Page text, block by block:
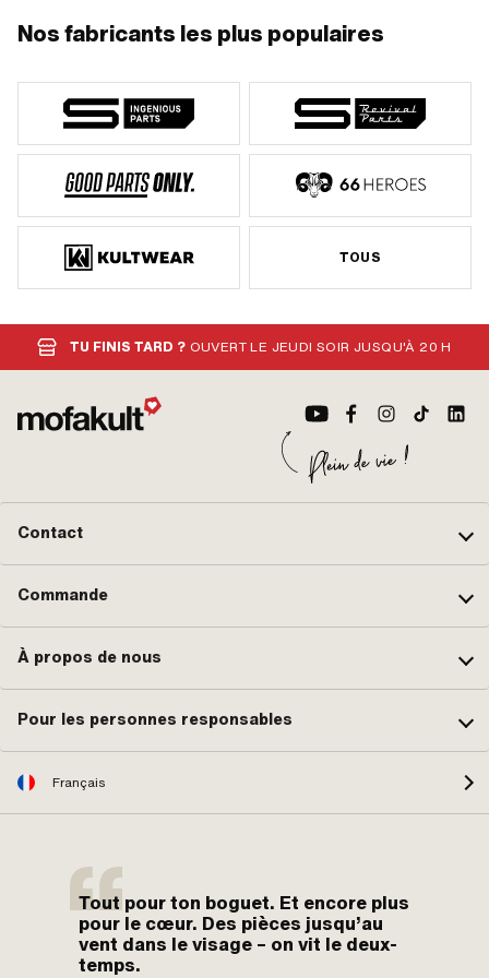
Nos fabricants les plus populaires
TOUS
TU FINIS TARD ? OUVERT LE JEUDI SOIR JUSQU'À 20 H
Contact
Commande
À propos de nous
Pour les personnes responsables
Français
Tout pour ton boguet. Et encore plus
pour le cœur. Des pièces jusqu’au
vent dans le visage – on vit le deux-
temps.